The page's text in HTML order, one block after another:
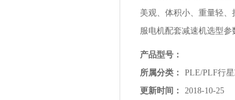
美观、体积小、重量轻
服电机配套减速机选型参
产品型号：
所属分类：
PLE/PLF行
更新时间：
2018-10-25